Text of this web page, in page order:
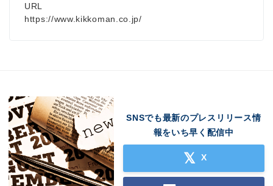
URL
https://www.kikkoman.co.jp/
SNSでも最新のプレスリリース情
報をいち早く配信中
X